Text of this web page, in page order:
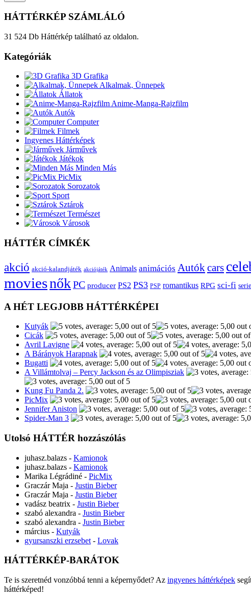
HÁTTÉRKÉP SZÁMLÁLÓ
31 524 Db Háttérkép található az oldalon.
Kategóriák
3D Grafika
Alkalmak, Ünnepek
Állatok
Anime-Manga-Rajzfilm
Autók
Computer
Filmek
Ingyenes Háttérképek
Járművek
Játékok
Minden Más
PicMix
Sorozatok
Sport
Sztárok
Természet
Városok
HÁTTÉR CÍMKÉK
akció akció-kalandjáték akciójáték Animals animációs Autókcars
moviesnőkPC producer PS2 PS3 PSP romantikus RPG sci-fi
A HÉT LEGJOBB HÁTTÉRKÉPEI
Kutyák
Cicák
Avril Lavigne
A Bárányok Harapnak
Bugatti
A Villámtolvaj – Percy Jackson és az Olimpisziak
Kung Fu Panda 2.
PicMix
Jennifer Aniston
Spider-Man 3
Utolsó HÁTTÉR hozzászólás
juhasz.balazs - Kamionok
juhasz.balazs - Kamionok
Marika Légrádiné - PicMix
Graczár Maja - Justin Bieber
Graczár Maja - Justin Bieber
vadász beatrix - Justin Bieber
szabó alexandra - Justin Bieber
szabó alexandra - Justin Bieber
március - Kutyák
gyursanszki erzsebet - Lovak
HÁTTÉRKÉP-BARÁTOK
Te is szeretnéd vonzóbbá tenni a képernyődet? Az ingyenes háttérképek
háttérképed!